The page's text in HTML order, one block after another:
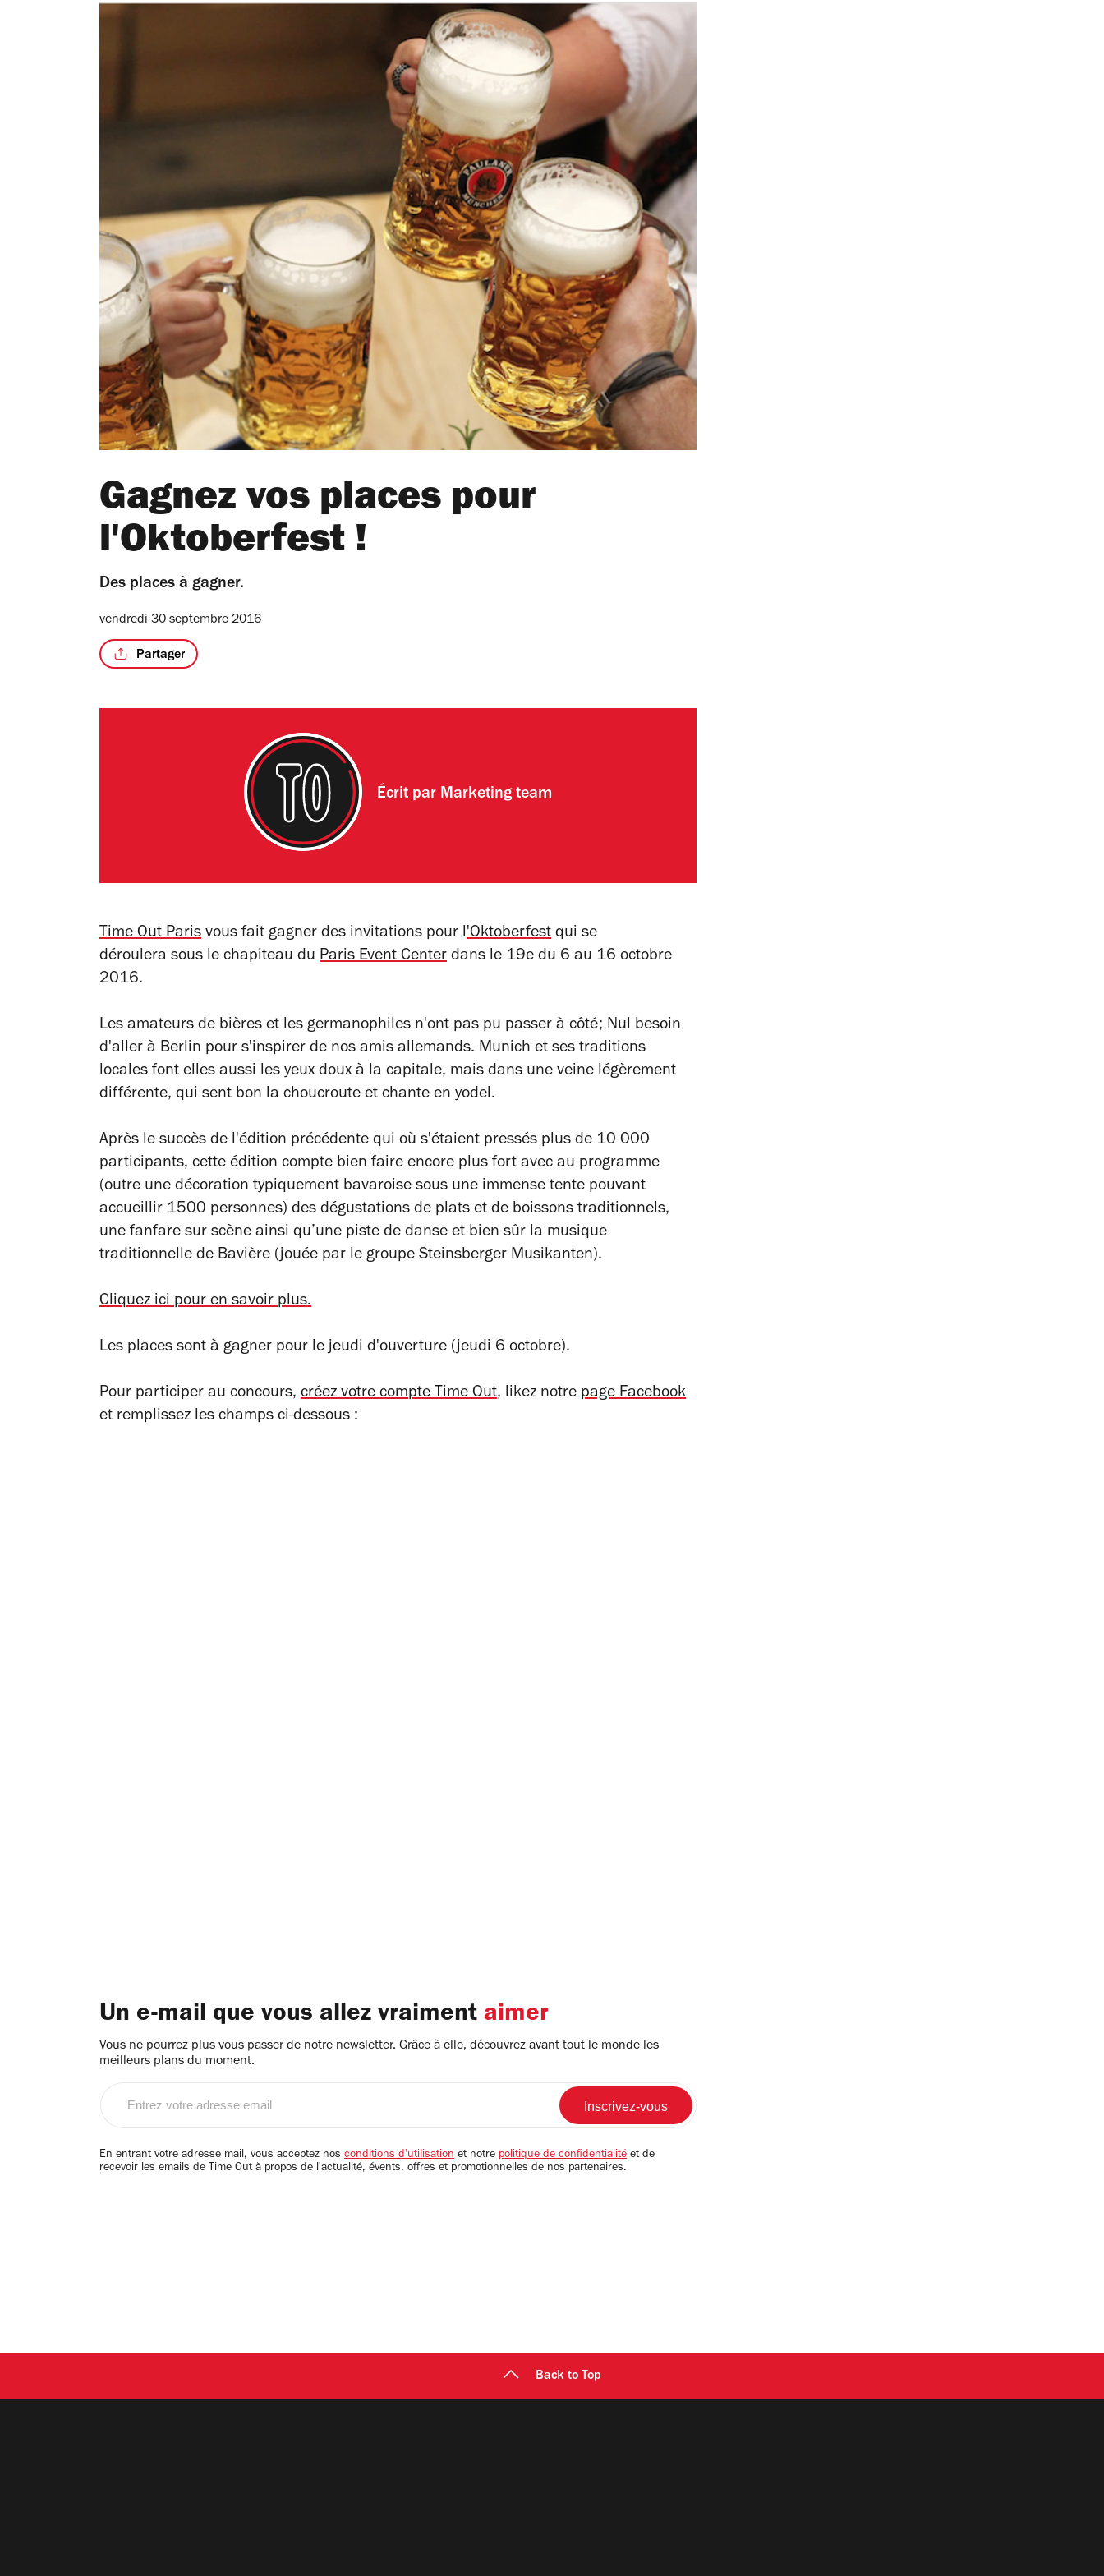
Gagnez vos places pour
l'Oktoberfest !
Des places à gagner.
vendredi 30 septembre 2016
Partager
Écrit par Marketing team
Time Out Paris vous fait gagner des invitations pour l'Oktoberfest qui se
déroulera sous le chapiteau du Paris Event Center dans le 19e du 6 au 16 octobre
2016.
Les amateurs de bières et les germanophiles n'ont pas pu passer à côté; Nul besoin
d'aller à Berlin pour s'inspirer de nos amis allemands. Munich et ses traditions
locales font elles aussi les yeux doux à la capitale, mais dans une veine légèrement
différente, qui sent bon la choucroute et chante en yodel.
Après le succès de l'édition précédente qui où s'étaient pressés plus de 10 000
participants, cette édition compte bien faire encore plus fort avec au programme
(outre une décoration typiquement bavaroise sous une immense tente pouvant
accueillir 1500 personnes) des dégustations de plats et de boissons traditionnels,
une fanfare sur scène ainsi qu’une piste de danse et bien sûr la musique
traditionnelle de Bavière (jouée par le groupe Steinsberger Musikanten).
Cliquez ici pour en savoir plus.
Les places sont à gagner pour le jeudi d'ouverture (jeudi 6 octobre).
Pour participer au concours, créez votre compte Time Out, likez notre page Facebook
et remplissez les champs ci-dessous :
Un e-mail que vous allez vraiment aimer
Vous ne pourrez plus vous passer de notre newsletter. Grâce à elle, découvrez avant tout le monde les
meilleurs plans du moment.
email
En entrant votre adresse mail, vous acceptez nos conditions d'utilisation et notre politique de confidentialité et de
recevoir les emails de Time Out à propos de l'actualité, évents, offres et promotionnelles de nos partenaires.
Back to Top